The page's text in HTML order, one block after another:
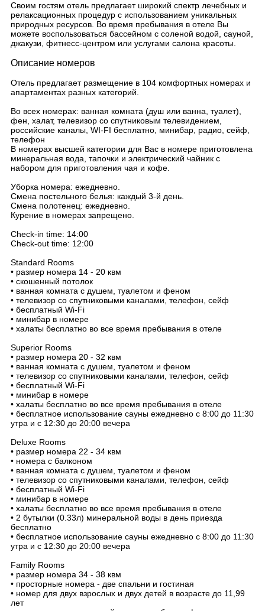
Своим гостям отель предлагает широкий спектр лечебных и
релаксационных процедур с использованием уникальных
природных ресурсов. Во время пребывания в отеле Вы
можете воспользоваться бассейном с соленой водой, сауной,
джакузи, фитнесс-центром или услугами салона красоты.
Описание номеров
Отель предлагает размещение в 104 комфортных номерах и
апартаментах разных категорий.
Во всех номерах: ванная комната (душ или ванна, туалет),
фен, халат, телевизор со спутниковым телевидением,
российские каналы, WI-FI бесплатно, минибар, радио, сейф,
телефон
В номерах высшей категории для Вас в номере приготовлена
минеральная вода, тапочки и электрический чайник с
набором для приготовления чая и кофе.
Уборка номера: ежедневно.
Смена постельного белья: каждый 3-й день.
Смена полотенец: ежедневно.
Курение в номерах запрещено.
Check-in time: 14:00
Check-out time: 12:00
Standard Rooms
• размер номера 14 - 20 квм
• скошенный потолок
• ванная комната с душем, туалетом и феном
• телевизор со спутниковыми каналами, телефон, сейф
• бесплатный Wi-Fi
• минибар в номере
• халаты бесплатно во все время пребывания в отеле
Superior Rooms
• размер номера 20 - 32 квм
• ванная комната с душем, туалетом и феном
• телевизор со спутниковыми каналами, телефон, сейф
• бесплатный Wi-Fi
• минибар в номере
• халаты бесплатно во все время пребывания в отеле
• бесплатное использование сауны ежедневно с 8:00 до 11:30
утра и с 12:30 до 20:00 вечера
Deluxe Rooms
• размер номера 22 - 34 квм
• номера с балконом
• ванная комната с душем, туалетом и феном
• телевизор со спутниковыми каналами, телефон, сейф
• бесплатный Wi-Fi
• минибар в номере
• халаты бесплатно во все время пребывания в отеле
• 2 бутылки (0.33л) минеральной воды в день приезда
бесплатно
• бесплатное использование сауны ежедневно с 8:00 до 11:30
утра и с 12:30 до 20:00 вечера
Family Rooms
• размер номера 34 - 38 квм
• просторные номера - две спальни и гостиная
• номер для двух взрослых и двух детей в возрасте до 11,99
лет